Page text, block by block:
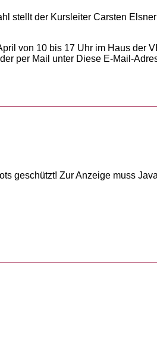
stellt der Kursleiter Carsten
von 10 bis 17 Uhr im Haus der
per Mail unter Diese E-Mail-
geschützt! Zur Anzeige muss